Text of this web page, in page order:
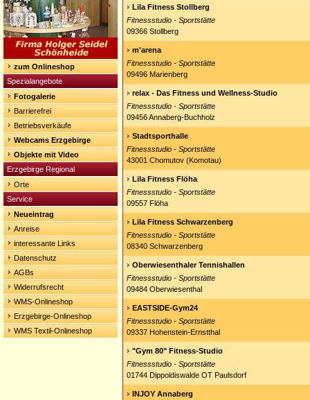
zum Onlineshop
Spezialangebote
Fotogalerie
Barrierefrei
Betriebsverkäufe
Webcams Erzgebirge
Objekte mit Video
Erzgebirge Regional
Orte
Service
Neueintrag
Anreise
interessante Links
Datenschutz
AGBs
Widerrufsrecht
WMS-Onlineshop
Erzgebirge-Onlineshop
WMS Textil-Onlineshop
Lila Fitness Stollberg
Fitnessstudio - Sportstätte
09366 Stollberg
m'arena
Fitnessstudio - Sportstätte
09496 Marienberg
relax - Das Fitness und Wellness-Studio
Fitnessstudio - Sportstätte
09456 Annaberg-Buchholz
Stadtsporthalle
Fitnessstudio - Sportstätte
43001 Chomutov (Komotau)
Lila Fitness Flöha
Fitnessstudio - Sportstätte
09557 Flöha
Lila Fitness Schwarzenberg
Fitnessstudio - Sportstätte
08340 Schwarzenberg
Oberwiesenthaler Tennishallen
Fitnessstudio - Sportstätte
09484 Oberwiesenthal
EASTSIDE-Gym24
Fitnessstudio - Sportstätte
09337 Hohenstein-Ernstthal
"Gym 80" Fitness-Studio
Fitnessstudio - Sportstätte
01744 Dippoldiswalde OT Paulsdorf
INJOY Annaberg